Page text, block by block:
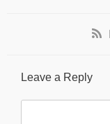
Leave a Reply